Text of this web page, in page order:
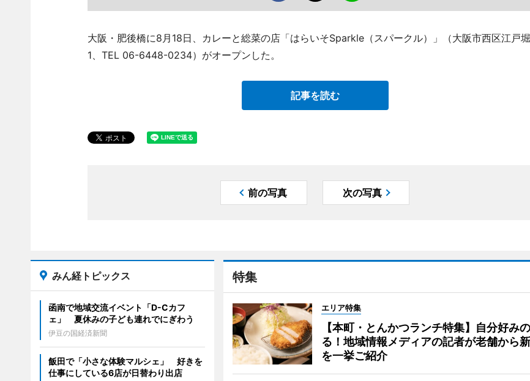
大阪・肥後橋に8月18日、カレーと総菜の店「はらいそSparkle（スパークル）」（大阪市西区江戸堀
1、TEL 06-6448-0234）がオープンした。
記事を読む
前の写真 次の写真
特集
エリア特集
【本町・とんかつランチ特集】自分好み
る！地域情報メディアの記者が老舗から
を一挙ご紹介
みん経トピックス
函南で地域交流イベント「D-Cカフ
ェ」 夏休みの子ども連れでにぎわう
伊豆の国経済新聞
飯田で「小さな体験マルシェ」 好きを
仕事にしている6店が日替わり出店